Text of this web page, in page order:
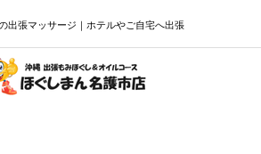
出張マッサージ｜ホテルやご自宅へ出張